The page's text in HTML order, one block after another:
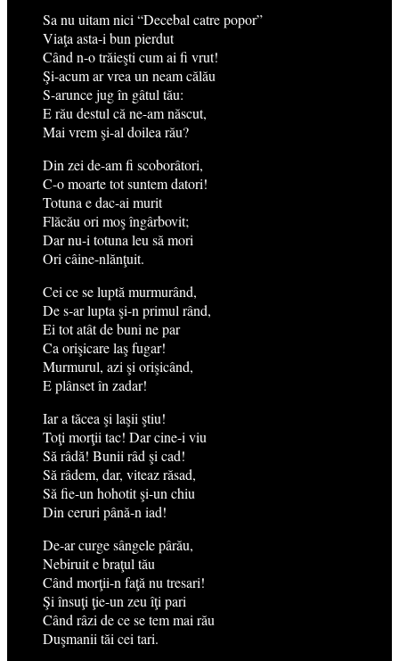
Sa nu uitam nici “Decebal catre popor”
Viaţa asta-i bun pierdut
Când n-o trăieşti cum ai fi vrut!
Şi-acum ar vrea un neam călău
S-arunce jug în gâtul tău:
E rău destul că ne-am născut,
Mai vrem şi-al doilea rău?
Din zei de-am fi scoborâtori,
C-o moarte tot suntem datori!
Totuna e dac-ai murit
Flăcău ori moş îngârbovit;
Dar nu-i totuna leu să mori
Ori câine-nlănţuit.
Cei ce se luptă murmurând,
De s-ar lupta şi-n primul rând,
Ei tot atât de buni ne par
Ca orişicare laş fugar!
Murmurul, azi şi orişicând,
E plânset în zadar!
Iar a tăcea şi laşii ştiu!
Toţi morţii tac! Dar cine-i viu
Să râdă! Bunii râd şi cad!
Să râdem, dar, viteaz răsad,
Să fie-un hohotit şi-un chiu
Din ceruri până-n iad!
De-ar curge sângele pârău,
Nebiruit e braţul tău
Când morţii-n faţă nu tresari!
Şi însuţi ţie-un zeu îţi pari
Când râzi de ce se tem mai rău
Duşmanii tăi cei tari.